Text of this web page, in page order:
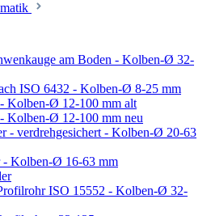
am Boden - Kolben-Ø 32-
ISO 6432 - Kolben-Ø 8-25 mm
Kolben-Ø 12-100 mm alt
Kolben-Ø 12-100 mm neu
- verdrehgesichert - Kolben-Ø 20-63
- Kolben-Ø 16-63 mm
ISO 15552 - Kolben-Ø 32-